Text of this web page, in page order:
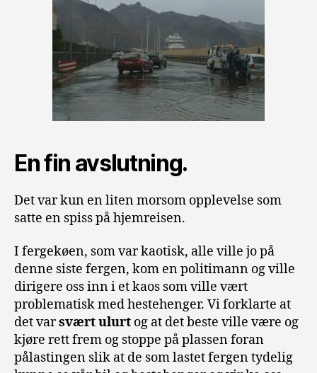
En fin avslutning.
Det var kun en liten morsom opplevelse som
satte en spiss på hjemreisen.
I fergekøen, som var kaotisk, alle ville jo på
denne siste fergen, kom en politimann og ville
dirigere oss inn i et kaos som ville vært
problematisk med hestehenger. Vi forklarte at
det varsvært ulurt og at det beste ville være og
kjøre rett frem og stoppe på plassen foran
pålastingen slik at de som lastet fergen tydelig